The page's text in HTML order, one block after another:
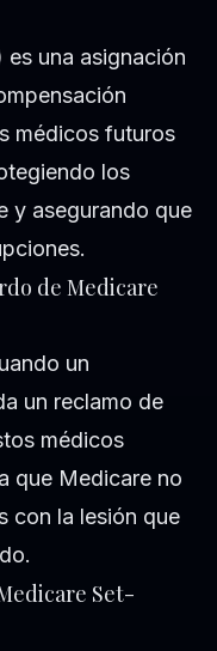
una asignación
médicos futuros
los
y asegurando que
de Medicare
un
un reclamo de
médicos
que Medicare no
con la lesión que
Set-